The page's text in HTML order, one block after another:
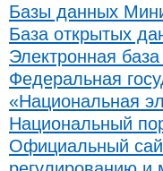
Базы данных
База открытых
Электронная
Федеральная
«Национальная
Национальный
Официальный